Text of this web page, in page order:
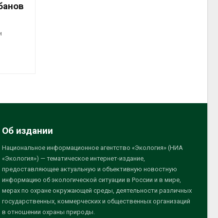
Об издании
Национальное информационное агентство «Экология» (НИА
«Экология») — тематическое интернет-издание,
предоставляющее актуальную и объективную новостную
информацию об экологической ситуации в России и в мире,
мерах по охране окружающей среды, деятельности различных
государственных, коммерческих и общественных организаций
в отношении охраны природы.